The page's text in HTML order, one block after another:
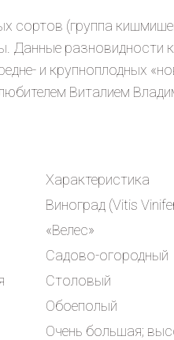
сортов (группа
Данные разновидности
и крупноплодных
Виталием
Характеристика
Виноград (Vitis
«Велес»
Садово-огородный
Столовый
Обоеполый
Очень большая;